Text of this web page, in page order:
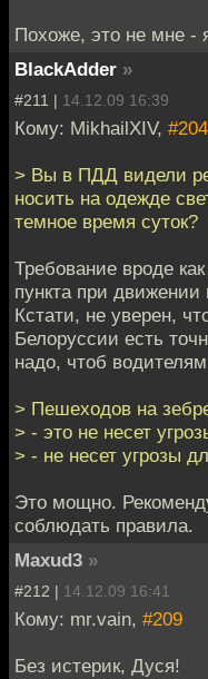
Похоже, это не мне -
BlackAdder »
#211 | 14.12.09 16:39
Кому: MikhailXIV, #204
> Вы в ПДД видели
носить на одежде
темное время суток?
Требование вроде
пункта при
Кстати, не уверен,
Белоруссии есть
надо, чтоб
> Пешеходов на
> - это не несет
> - не несет угрозы
Это мощно.
соблюдать правила.
Maxud3 »
#212 | 14.12.09 16:41
Кому: mr.vain, #209
Без истерик, Дуся!